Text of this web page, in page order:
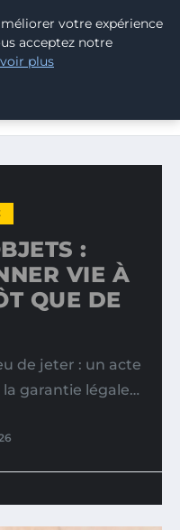
BLOG
REDONNER VIE À VOS
:
VIE À
QUE DE
de jeter : un acte
garantie légale…
votre expérience
acceptez notre
plus